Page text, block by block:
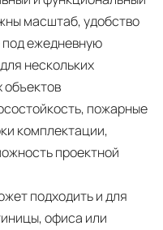
масштаб, удобство
ежедневную
нескольких
пожарные
комплектации,
проектной
подходить и для
офиса или